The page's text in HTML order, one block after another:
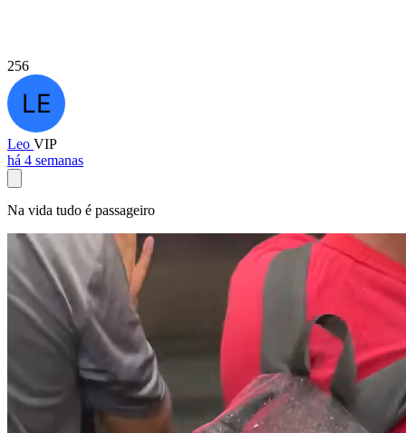
256
Leo VIP
há 4 semanas
Na vida tudo é passageiro